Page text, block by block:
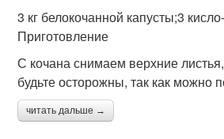
3 кг белокочанной капусты;3
Приготовление
С кочана снимаем верхние
будьте осторожны, так как можно
читать дальше →